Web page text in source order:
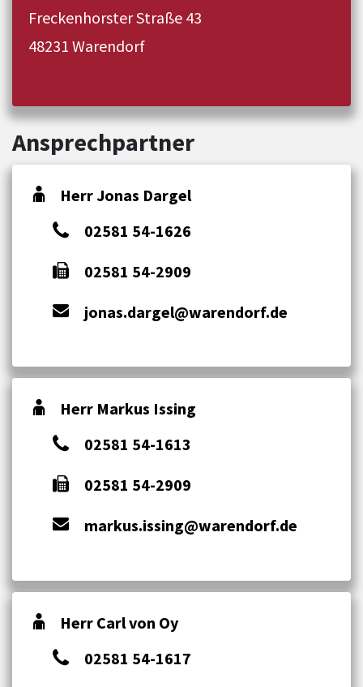
Freckenhorster Straße 43
48231 Warendorf
Ansprechpartner
Herr Jonas Dargel
02581 54-1626
02581 54-2909
jonas.dargel@warendorf.de
Herr Markus Issing
02581 54-1613
02581 54-2909
markus.issing@warendorf.de
Herr Carl von Oy
02581 54-1617